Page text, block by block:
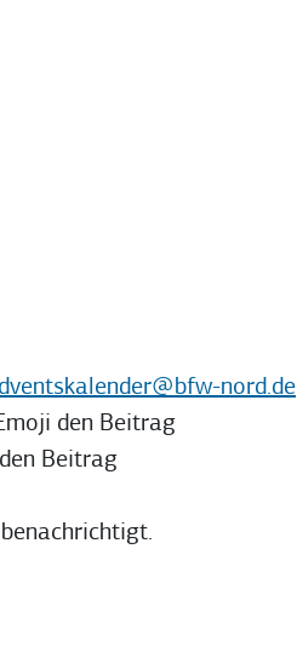
nord.de
den Beitrag
Beitrag